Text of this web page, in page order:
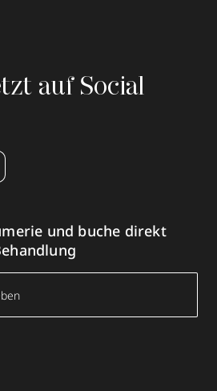
auf Social
und buche direkt